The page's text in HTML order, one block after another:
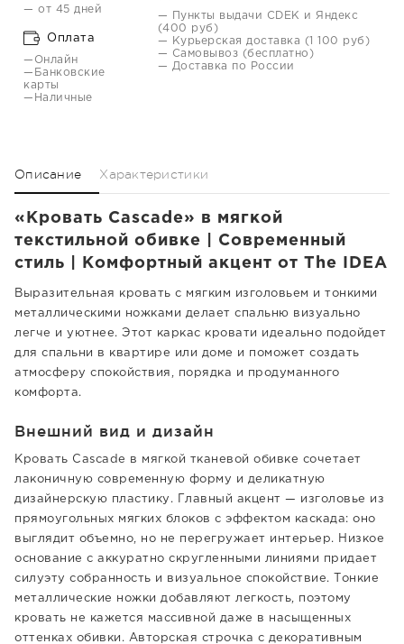
— от 45 дней
Оплата
—Онлайн
—Банковские
карты
—Наличные
— Пункты выдачи CDEK и Яндекс
(400 руб)
— Курьерская доставка (1 100 руб)
— Самовывоз (бесплатно)
— Доставка по России
Описание Характеристики
«Кровать Cascade» в мягкой
текстильной обивке | Современный
стиль | Комфортный акцент от The IDEA
Выразительная кровать с мягким изголовьем и тонкими
металлическими ножками делает спальню визуально
легче и уютнее. Этот каркас кровати идеально подойдет
для спальни в квартире или доме и поможет создать
атмосферу спокойствия, порядка и продуманного
комфорта.
Внешний вид и дизайн
Кровать Cascade в мягкой тканевой обивке сочетает
лаконичную современную форму и деликатную
дизайнерскую пластику. Главный акцент — изголовье из
прямоугольных мягких блоков с эффектом каскада: оно
выглядит объемно, но не перегружает интерьер. Низкое
основание с аккуратно скругленными линиями придает
силуэту собранность и визуальное спокойствие. Тонкие
металлические ножки добавляют легкость, поэтому
кровать не кажется массивной даже в насыщенных
оттенках обивки. Авторская строчка с декоративным